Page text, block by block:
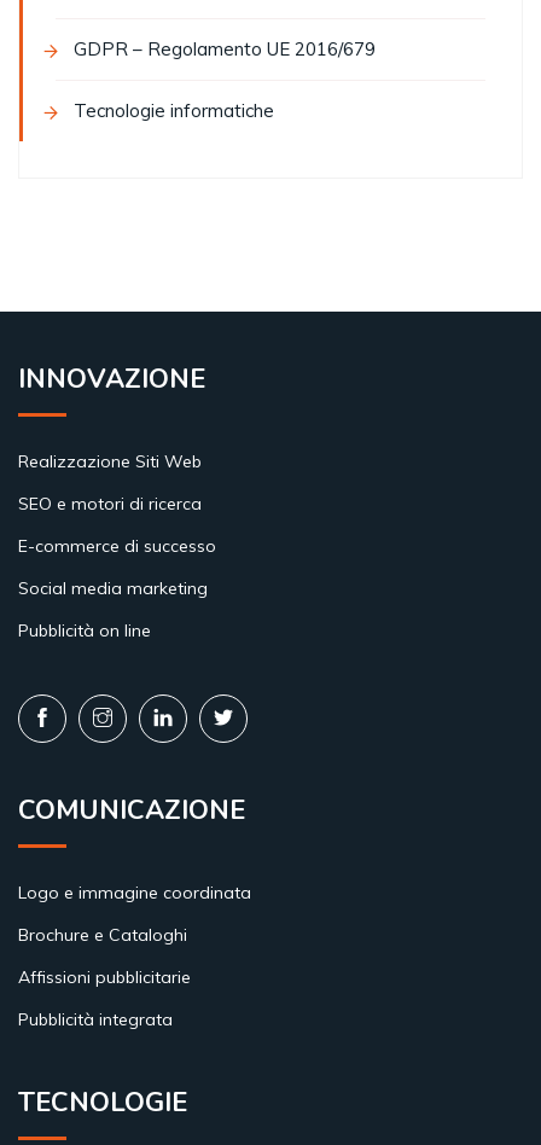
GDPR – Regolamento UE 2016/679
Tecnologie informatiche
INNOVAZIONE
Realizzazione Siti Web
SEO e motori di ricerca
E-commerce di successo
Social media marketing
Pubblicità on line
COMUNICAZIONE
Logo e immagine coordinata
Brochure e Cataloghi
Affissioni pubblicitarie
Pubblicità integrata
TECNOLOGIE